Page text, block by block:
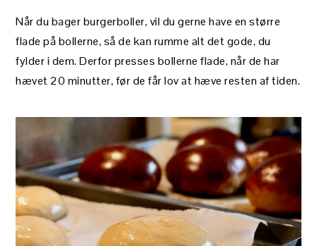
Når du bager burgerboller, vil du gerne have en større
flade på bollerne, så de kan rumme alt det gode, du
fylder i dem. Derfor presses bollerne flade, når de har
hævet 20 minutter, før de får lov at hæve resten af tiden.